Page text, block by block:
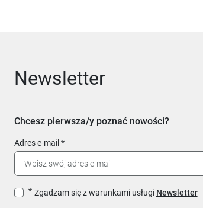
Newsletter
Chcesz pierwsza/y poznać nowości?
Adres e-mail
Zgadzam się z warunkami usługi Newsletter